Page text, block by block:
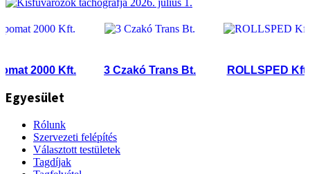
2000 Kft. 3 Czakó Trans Bt. ROLLSPED Kft.
Egyesület
Rólunk
Szervezeti felépítés
Választott testületek
Tagdíjak